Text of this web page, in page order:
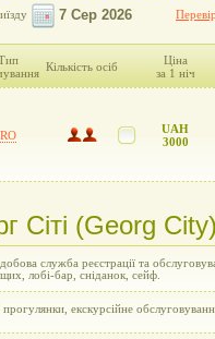
Кількість осіб
Ціна
за 1 ніч
RO
UAH
3000
Сіті (Georg
служба реєстрації та
лобі-бар, сніданок, сейф.
прогулянки, екскурсійне